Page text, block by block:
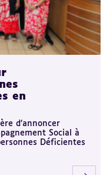
en
d’annoncer
Social à
Déficientes